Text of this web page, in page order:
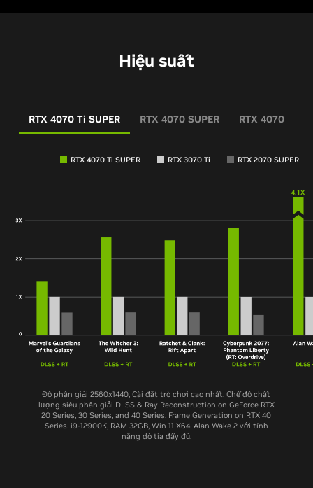
Hiệu suất
RTX 4070 Ti SUPER RTX 4070 SUPER RTX 4070
RTX 4070 Ti SUPER RTX 3070 Ti RTX 2070 SUPER
Độ phân giải 2560x1440, Cài đặt trò chơi cao nhất. Chế độ chất
lượng siêu phân giải DLSS & Ray Reconstruction on GeForce RTX
20 Series, 30 Series, and 40 Series. Frame Generation on RTX 40
Series. i9-12900K, RAM 32GB, Win 11 X64. Alan Wake 2 với tính
năng dò tia đầy đủ.